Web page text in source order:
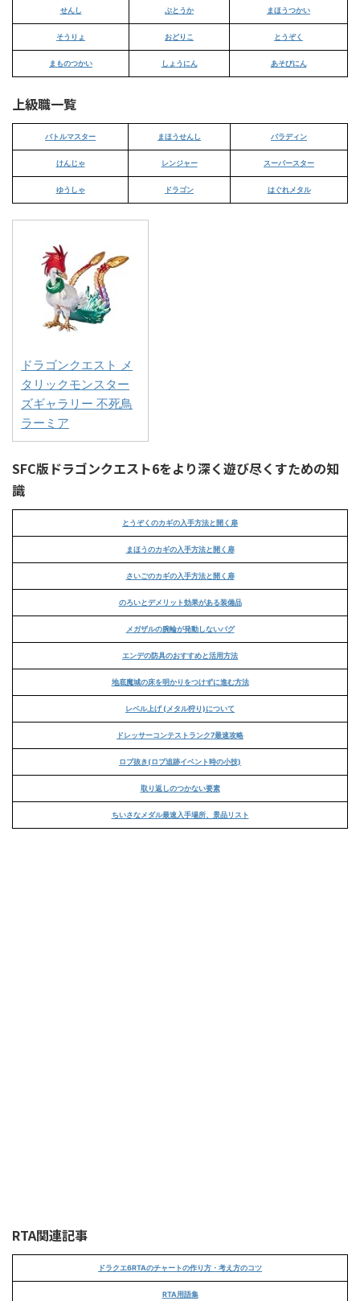
せんし ぶとうか まほうつかい
そうりょ おどりこ とうぞく
まものつかい しょうにん あそびにん
上級職一覧
バトルマスター まほうせんし パラディン
けんじゃ レンジャー スーパースター
ゆうしゃ ドラゴン はぐれメタル
ドラゴンクエスト メ
タリックモンスター
ズギャラリー 不死鳥
ラーミア
SFC版ドラゴンクエスト6をより深く遊び尽くすための知
識
とうぞくのカギの入手方法と開く扉
まほうのカギの入手方法と開く扉
さいごのカギの入手方法と開く扉
のろいとデメリット効果がある装備品
メガザルの腕輪が発動しないバグ
エンデの防具のおすすめと活用方法
地底魔城の床を明かりをつけずに進む方法
レベル上げ (メタル狩り)について
ドレッサーコンテストランク7最速攻略
ロブ抜き(ロブ追跡イベント時の小技)
取り返しのつかない要素
ちいさなメダル最速入手場所、景品リスト
RTA関連記事
ドラクエ6RTAのチャートの作り方・考え方のコツ
RTA用語集